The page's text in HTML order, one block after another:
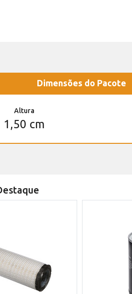
Dimensões do Pacote
Altura
1,50 cm